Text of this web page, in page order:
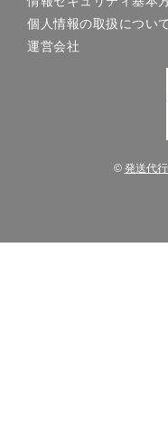
個人情報の取扱について
運営会社
© 発送代